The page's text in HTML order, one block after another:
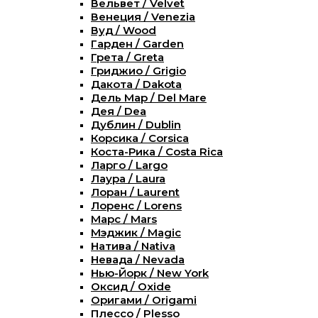
Вельвет / Velvet
Венеция / Venezia
Вуд / Wood
Гарден / Garden
Грета / Greta
Гриджио / Grigio
Дакота / Dakota
Дель Мар / Del Mare
Дея / Dea
Дублин / Dublin
Корсика / Corsica
Коста-Рика / Costa Rica
Ларго / Largo
Лаура / Laura
Лоран / Laurent
Лоренс / Lorens
Марс / Mars
Мэджик / Magic
Натива / Nativa
Невада / Nevada
Нью-Йорк / New York
Оксид / Oxide
Оригами / Origami
Плессо / Plesso